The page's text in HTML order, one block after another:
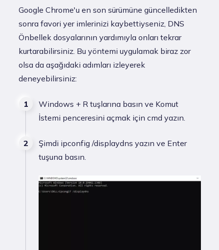
Google Chrome'u en son sürümüne güncelledikten
sonra favori yer imlerinizi kaybettiyseniz, DNS
Önbellek dosyalarının yardımıyla onları tekrar
kurtarabilirsiniz. Bu yöntemi uygulamak biraz zor
olsa da aşağıdaki adımları izleyerek
deneyebilirsiniz:
Windows + R tuşlarına basın ve Komut
İstemi penceresini açmak için cmd yazın.
Şimdi ipconfig /displaydns yazın ve Enter
tuşuna basın.